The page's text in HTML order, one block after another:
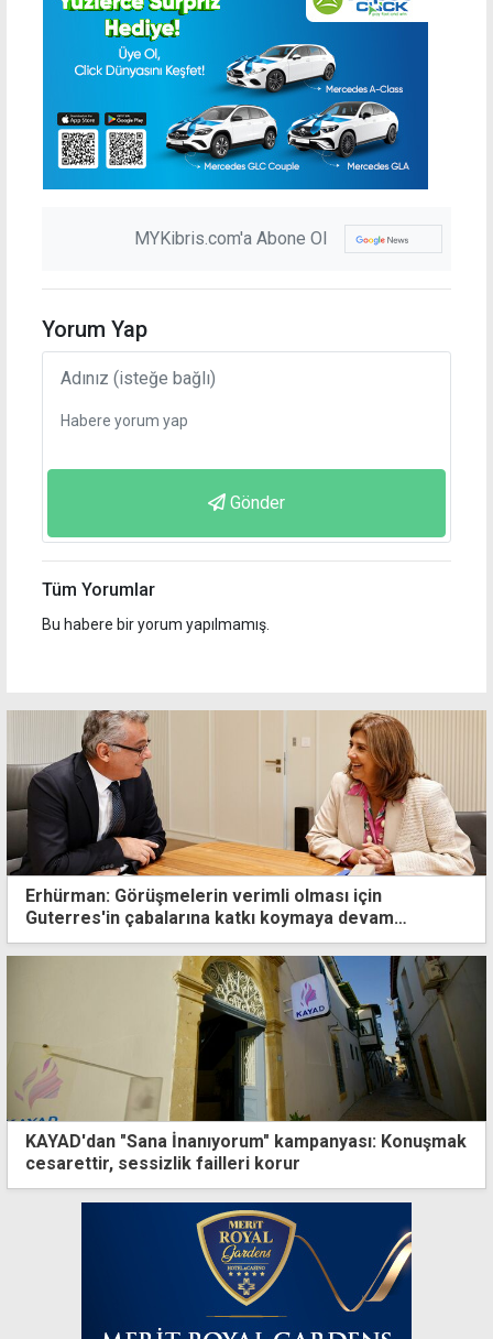
MYKibris.com'a Abone Ol
Yorum Yap
Gönder
Tüm Yorumlar
Bu habere bir yorum yapılmamış.
Erhürman: Görüşmelerin verimli olması için
Guterres'in çabalarına katkı koymaya devam
edeceğiz
KAYAD'dan "Sana İnanıyorum" kampanyası: Konuşmak
cesarettir, sessizlik failleri korur